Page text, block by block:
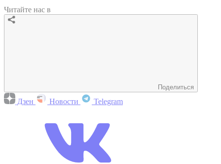
Читайте нас в
Поделиться
Дзен Новости Telegram